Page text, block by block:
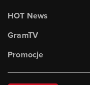
HOT News
GramTV
Promocje